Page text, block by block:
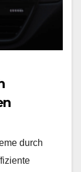
durch